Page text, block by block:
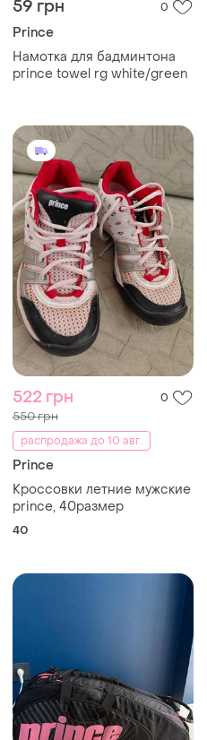
59 грн 0
Prince
Намотка для бадминтона
prince towel rg white/green
522 грн 0
550 грн
распродажа до 10 авг.
Prince
Кроссовки летние мужские
prince, 40размер
40